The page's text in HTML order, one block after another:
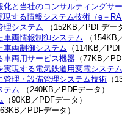
化と当社のコンサルティングサ
する情報システム技術（e－
理システム
（152KB／PDFデー
車両情報制御システム （154KB
車両制御システム （114KB／
車両用サービス機器 （77KB／
実現する電気鉄道用変電システ
管理・設備管理システム技術 （
テム （240KB／PDFデータ）
（90KB／PDFデータ）
／PDFデータ）